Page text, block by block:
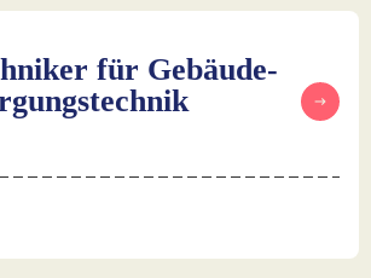
für Gebäude-